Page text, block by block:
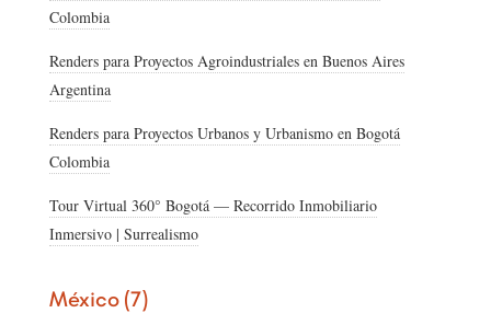
Colombia
Renders para Proyectos Agroindustriales en Buenos Aires
Argentina
Renders para Proyectos Urbanos y Urbanismo en Bogotá
Colombia
Tour Virtual 360° Bogotá — Recorrido Inmobiliario
Inmersivo | Surrealismo
México (7)